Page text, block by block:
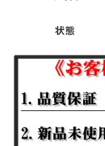
状態